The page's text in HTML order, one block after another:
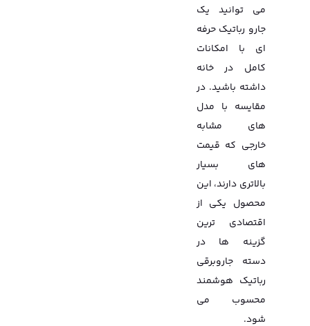
می توانید یک
جارو رباتیک حرفه
ای با امکانات
کامل در خانه
داشته باشید. در
مقایسه با مدل
های مشابه
خارجی که قیمت
های بسیار
بالاتری دارند، این
محصول یکی از
اقتصادی ترین
گزینه ها در
دسته جاروبرقی
رباتیک هوشمند
محسوب می
شود.